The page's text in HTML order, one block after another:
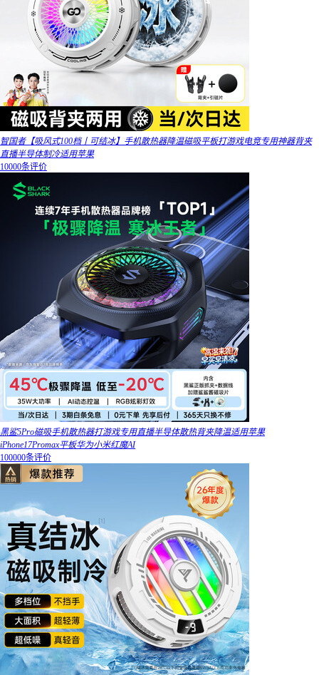
智国者【吸风式100档丨可结冰】手机散热器降温磁吸平板打游戏电竞专用神器背夹
直播半导体制冷适用苹果
10000条评价
黑鲨5Pro磁吸手机散热器打游戏专用直播半导体散热背夹降温适用苹果
iPhone17Promax平板华为小米红魔AI
100000条评价